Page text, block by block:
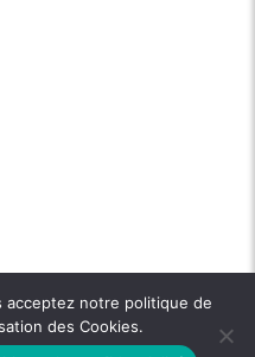
acceptez notre politique de
des Cookies.